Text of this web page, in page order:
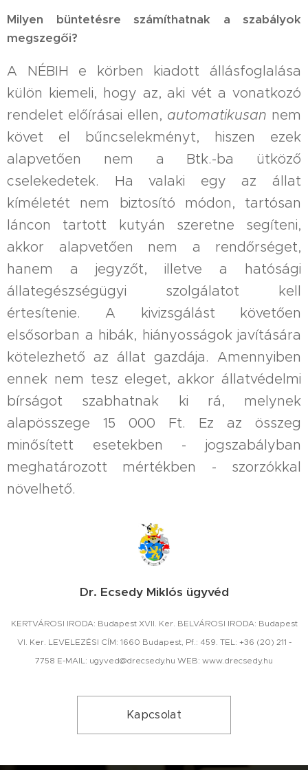
Milyen büntetésre számíthatnak a szabályok
megszegői?
A NÉBIH e körben kiadott állásfoglalása
külön kiemeli, hogy az, aki vét a vonatkozó
rendelet előírásai ellen, automatikusan nem
követ el bűncselekményt, hiszen ezek
alapvetően nem a Btk.-ba ütköző
cselekedetek. Ha valaki egy az állat
kíméletét nem biztosító módon, tartósan
láncon tartott kutyán szeretne segíteni,
akkor alapvetően nem a rendőrséget,
hanem a jegyzőt, illetve a hatósági
állategészségügyi szolgálatot kell
értesítenie. A kivizsgálást követően
elsősorban a hibák, hiányosságok javítására
kötelezhető az állat gazdája. Amennyiben
ennek nem tesz eleget, akkor állatvédelmi
bírságot szabhatnak ki rá, melynek
alapösszege 15 000 Ft. Ez az összeg
minősített esetekben - jogszabályban
meghatározott mértékben - szorzókkal
növelhető.
Dr. Ecsedy Miklós ügyvéd
KERTVÁROSI IRODA: Budapest XVII. Ker. BELVÁROSI IRODA: Budapest
VI. Ker. LEVELEZÉSI CÍM: 1660 Budapest, Pf.: 459. TEL: +36 (20) 211 -
7758 E-MAIL: ugyved@drecsedy.hu WEB: www.drecsedy.hu
Kapcsolat